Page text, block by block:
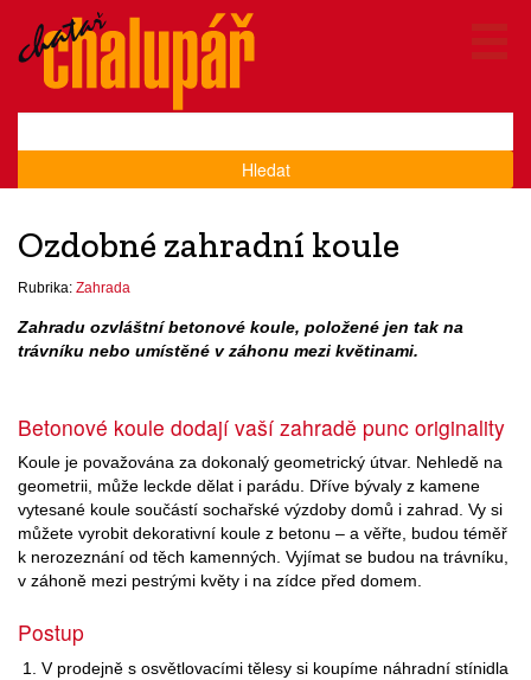
Hledat
Ozdobné zahradní koule
Rubrika: Zahrada
Zahradu ozvláštní betonové koule, položené jen tak na
trávníku nebo umístěné v záhonu mezi květinami.
Betonové koule dodají vaší zahradě punc originality
Koule je považována za dokonalý geometrický útvar. Nehledě na
geometrii, může leckde dělat i parádu. Dříve bývaly z kamene
vytesané koule součástí sochařské výzdoby domů i zahrad. Vy si
můžete vyrobit dekorativní koule z betonu – a věřte, budou téměř
k nerozeznání od těch kamenných. Vyjímat se budou na trávníku,
v záhoně mezi pestrými květy i na zídce před domem.
Postup
V prodejně s osvětlovacími tělesy si koupíme náhradní stínidla